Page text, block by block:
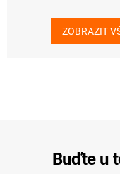
ZOBRAZIT
Buďte u